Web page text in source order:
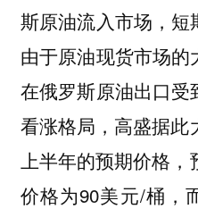
斯原油流入市场，短
由于原油现货市场
在俄罗斯原油出口
看涨格局，高盛据此
上半年的预期价格
价格为90美元/桶，